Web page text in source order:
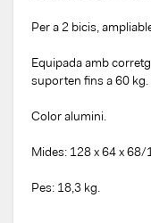
Per a 2 bicis,
Equipada amb
suporten fins a 60 kg.
Color alumini.
Mides: 128 x 64 x
Pes: 18,3 kg.